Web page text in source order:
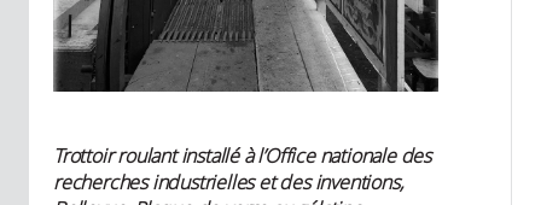
Trottoir roulant installé à l’Office nationale des
recherches industrielles et des inventions,